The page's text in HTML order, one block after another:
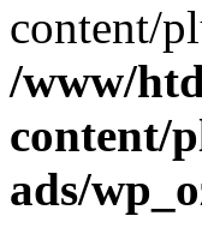
content/
/www/
content/
ads/